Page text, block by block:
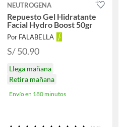
NEUTROGENA
Repuesto Gel Hidratante
Facial Hydro Boost 50gr
Por FALABELLA
S/ 50.90
Llega mañana
Retira mañana
Envío en 180 minutos